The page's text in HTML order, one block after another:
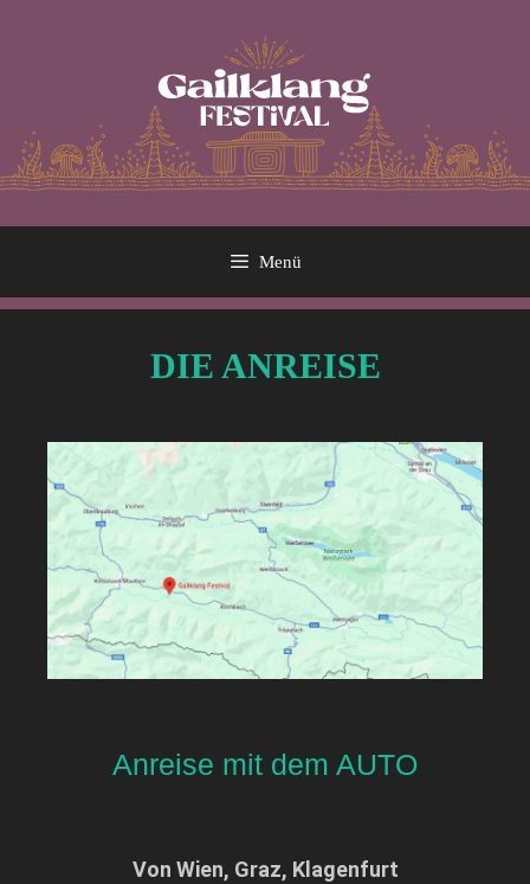
Menü
DIE ANREISE
Anreise mit dem AUTO
Von Wien, Graz, Klagenfurt